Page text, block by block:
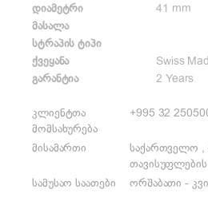
დიამეტრი
41 mm
მასალა
სტრაპის ტიპი
ქვეყანა
Swiss
გარანტია
2 Years
კლიენტთა
მომსახურება
+995 32
მისამართი
საქართველო ,
სამუსაო საათები
ორშაბათი -